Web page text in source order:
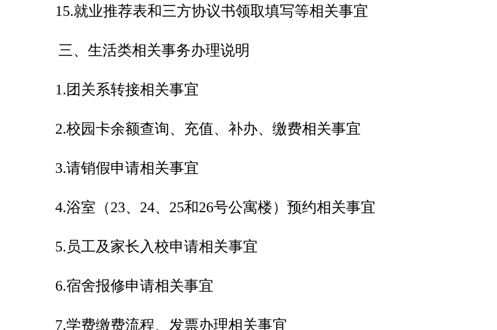
15.就业推荐表和三方协议书领取填写等相关事宜
三、生活类相关事务办理说明
1.团关系转接相关事宜
2.校园卡余额查询、充值、补办、缴费相关事宜
3.请销假申请相关事宜
4.浴室（23、 24、 25和26号公寓楼）预约相关事宜
5.员工及家长入校申请相关事宜
6.宿舍报修申请相关事宜
7.学费缴费流程、发票办理相关事宜